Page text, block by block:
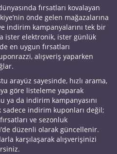
fırsatları kovalayan
önde gelen mağazalarına
indirim kampanyalarını tek bir
ister elektronik, ister günlük
en uygun fırsatları
alışveriş yaparken
arayüz sayesinde, hızlı arama,
göre listeleme yaparak
ya da indirim kampanyasını
indirim kuponları değil;
ve sezonluk
düzenli olarak güncellenir.
karşılaşarak alışverişinizi